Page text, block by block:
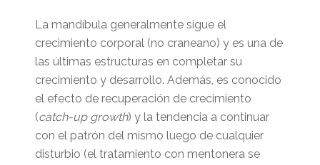
La mandíbula generalmente sigue el
crecimiento corporal (no craneano) y es una de
las últimas estructuras en completar su
crecimiento y desarrollo. Además, es conocido
el efecto de recuperación de crecimiento
(catch-up growth) y la tendencia a continuar
con el patrón del mismo luego de cualquier
disturbio (el tratamiento con mentonera se